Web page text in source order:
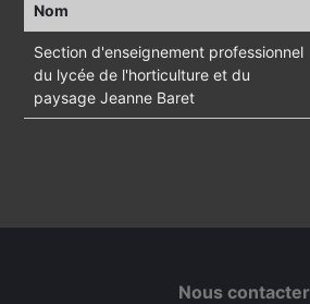
Nom
Section d'enseignement professionnel
du lycée de l'horticulture et du
paysage Jeanne Baret
Nous contacter